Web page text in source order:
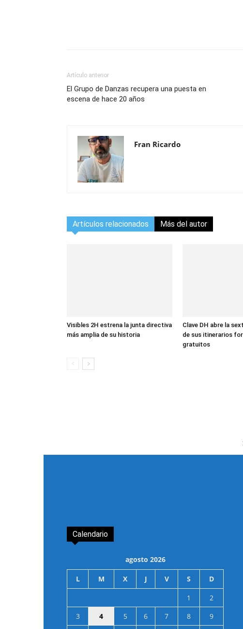
Artículo anterior
El Grupo de Danzas recupera una puesta en
escena de hace 20 años
Fran Ricardo
Artículos relacionados Más del autor
Visibles 2H estrena la junta directiva
más amplia de su historia
Clave DH abre la
de sus itinerarios
gratuitos
Calendario
agosto 2026
L M X J V S D
1
2
3
4 5 6 7 8 9